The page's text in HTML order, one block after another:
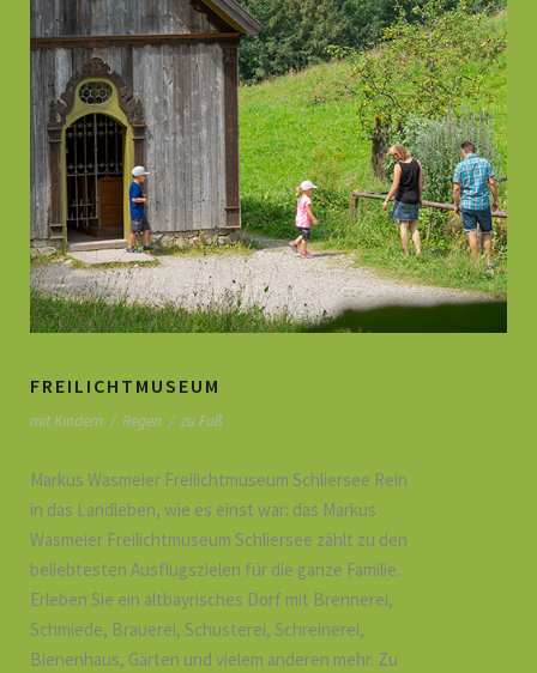
FREILICHTMUSEUM
mit Kindern / Regen / zu Fuß
Markus Wasmeier Freilichtmuseum Schliersee Rein
in das Landleben, wie es einst war: das Markus
Wasmeier Freilichtmuseum Schliersee zählt zu den
beliebtesten Ausflugszielen für die ganze Familie.
Erleben Sie ein altbayrisches Dorf mit Brennerei,
Schmiede, Brauerei, Schusterei, Schreinerei,
Bienenhaus, Gärten und vielem anderen mehr. Zu